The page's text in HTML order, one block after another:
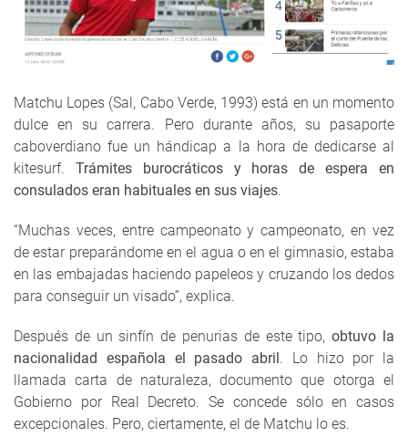
Matchu Lopes (Sal, Cabo Verde, 1993) está en un momento
dulce en su carrera. Pero durante años, su pasaporte
caboverdiano fue un hándicap a la hora de dedicarse al
kitesurf. Trámites burocráticos y horas de espera en
consulados eran habituales en sus viajes.
“Muchas veces, entre campeonato y campeonato, en vez
de estar preparándome en el agua o en el gimnasio, estaba
en las embajadas haciendo papeleos y cruzando los dedos
para conseguir un visado”, explica.
Después de un sinfín de penurias de este tipo,obtuvo la
nacionalidad española el pasado abril. Lo hizo por la
llamada carta de naturaleza, documento que otorga el
Gobierno por Real Decreto. Se concede sólo en casos
excepcionales. Pero, ciertamente, el de Matchu lo es.